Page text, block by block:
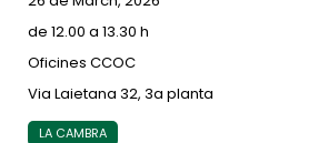
de 12.00 a 13.30 h
Oficines CCOC
Via Laietana 32, 3a planta
LA CAMBRA